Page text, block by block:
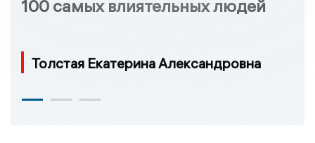
100 самых влиятельных людей
Толстая Екатерина Александровна